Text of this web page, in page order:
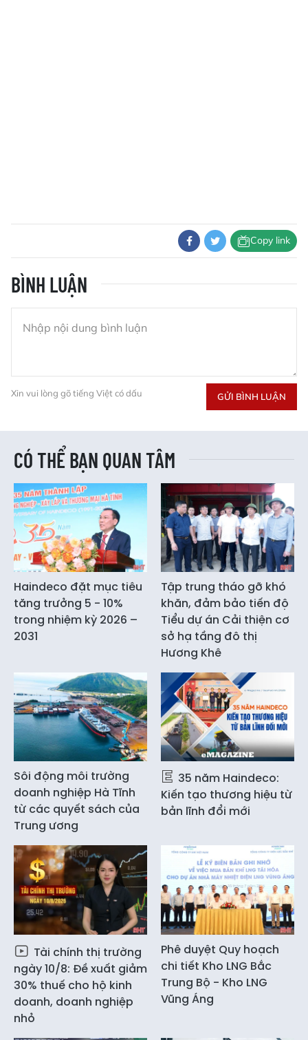
Copy link
BÌNH LUẬN
Xin vui lòng gõ tiếng Việt có dấu GỬI BÌNH LUẬN
CÓ THỂ BẠN QUAN TÂM
Haindeco đặt mục tiêu
tăng trưởng 5 - 10%
trong nhiệm kỳ 2026 –
2031
Tập trung tháo gỡ khó
khăn, đảm bảo tiến độ
Tiểu dự án Cải thiện cơ
sở hạ tầng đô thị
Hương Khê
Sôi động môi trường
doanh nghiệp Hà Tĩnh
từ các quyết sách của
Trung ương
35 năm Haindeco:
Kiến tạo thương hiệu từ
bản lĩnh đổi mới
Tài chính thị trường
ngày 10/8: Đề xuất giảm
30% thuế cho hộ kinh
doanh, doanh nghiệp
nhỏ
Phê duyệt Quy hoạch
chi tiết Kho LNG Bắc
Trung Bộ - Kho LNG
Vũng Áng